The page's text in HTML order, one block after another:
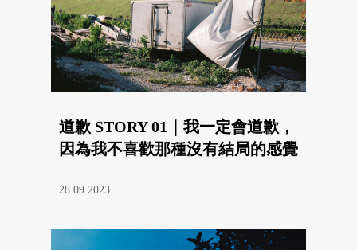
道歉 STORY 01｜我一定會道歉，
因為我不喜歡那種沒有結局的感覺
28.09.2023